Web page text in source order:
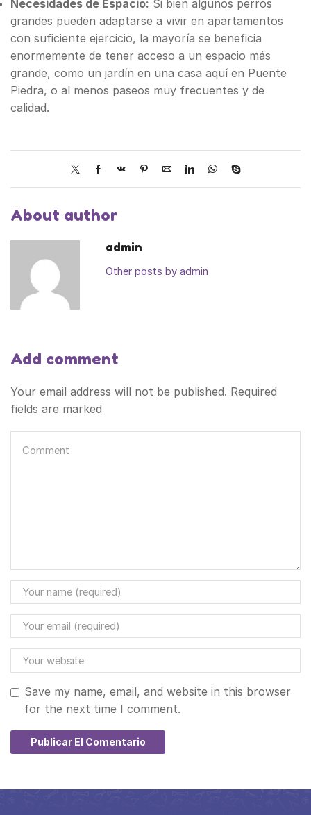
Necesidades de Espacio: Si bien algunos perros
grandes pueden adaptarse a vivir en apartamentos
con suficiente ejercicio, la mayoría se beneficia
enormemente de tener acceso a un espacio más
grande, como un jardín en una casa aquí en Puente
Piedra, o al menos paseos muy frecuentes y de
calidad.
About author
admin
Other posts by admin
Add comment
Your email address will not be published. Required
fields are marked
Save my name, email, and website in this browser
for the next time I comment.